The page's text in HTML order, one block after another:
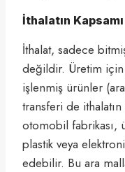
İthalatın
İthalat, sadece
değildir. Üretim için
işlenmiş ürünler
transferi de
otomobil fabrikası,
plastik veya
edebilir. Bu ara